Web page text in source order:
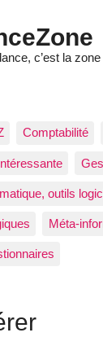
c’est la zone
Comptabilité
outils
Méta-